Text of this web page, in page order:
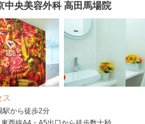
中央美容外科 高田馬場院
ス
駅から徒歩2分